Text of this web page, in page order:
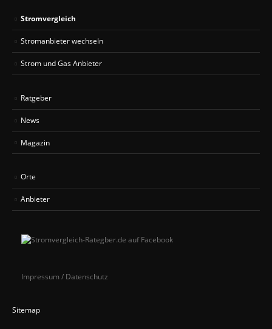
Stromvergleich
Stromanbieter wechseln
Strom und Gas Anbieter
Ratgeber
News
Magazin
Orte
Anbieter
Impressum / Datenschutz
Sitemap